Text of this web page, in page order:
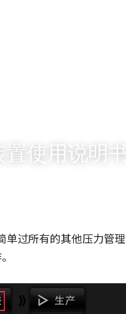
使用说明书
单过所有的其他压力管